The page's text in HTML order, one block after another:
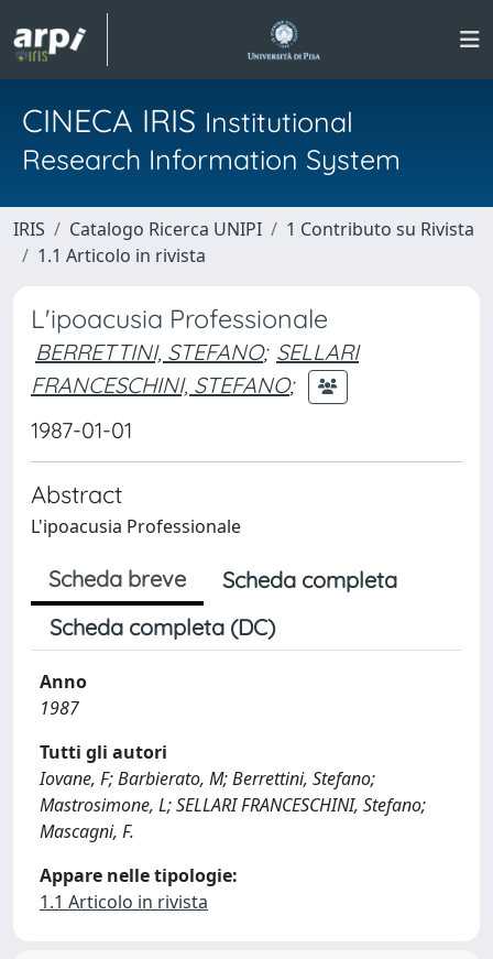
CINECA IRIS Institutional
Research Information System
IRIS Catalogo Ricerca UNIPI
1 Contributo su Rivista
1.1 Articolo in rivista
L'ipoacusia Professionale
BERRETTINI, STEFANO; SELLARI
FRANCESCHINI, STEFANO;
1987-01-01
Abstract
L'ipoacusia Professionale
Scheda breve
Scheda completa
Scheda completa (DC)
Anno
1987
Tutti gli autori
Iovane, F; Barbierato, M; Berrettini, Stefano;
Mastrosimone, L; SELLARI FRANCESCHINI, Stefano;
Mascagni, F.
Appare nelle tipologie:
1.1 Articolo in rivista